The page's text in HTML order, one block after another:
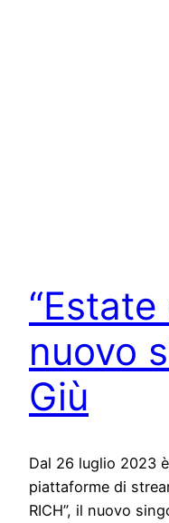
“Estate
nuovo
Giù
Dal 26 luglio 2023
piattaforme di
RICH”, il nuovo